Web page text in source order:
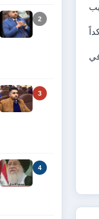
2
3
4